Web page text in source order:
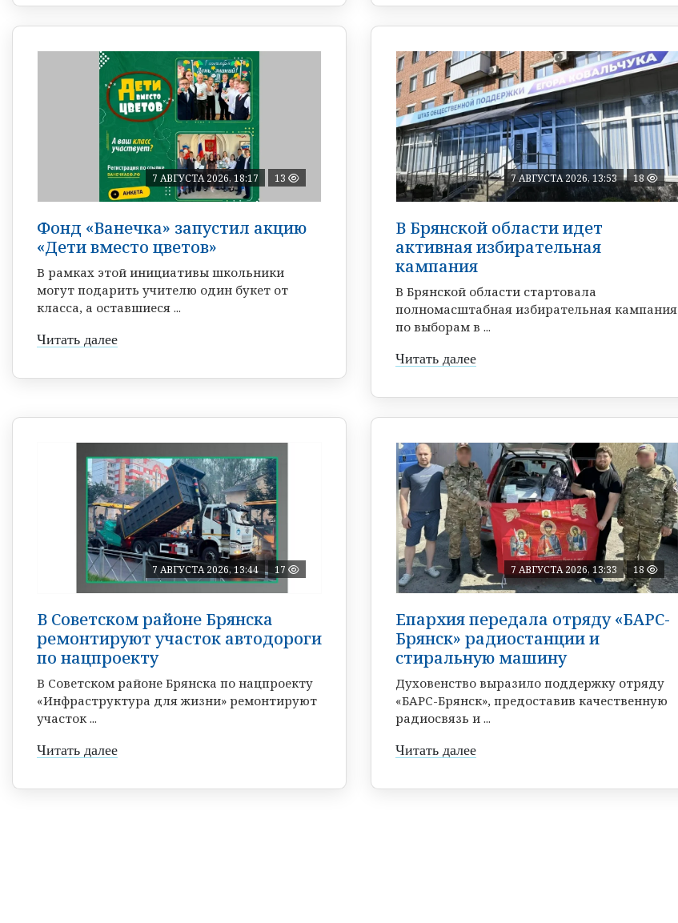
7 АВГУСТА 2026, 18:17 13
Фонд «Ванечка» запустил акцию
«Дети вместо цветов»
В рамках этой инициативы школьники
могут подарить учителю один букет от
класса, а оставшиеся ...
Читать далее
7 АВГУСТА 2026, 13:53 18
В Брянской области идет
активная избирательная
кампания
В Брянской области стартовала
полномасштабная избирательная кампания
по выборам в ...
Читать далее
7 АВГУСТА 2026, 13:44 17
В Советском районе Брянска
ремонтируют участок автодороги
по нацпроекту
В Советском районе Брянска по нацпроекту
«Инфраструктура для жизни» ремонтируют
участок ...
Читать далее
7 АВГУСТА 2026, 13:33 18
Епархия передала отряду «БАРС-
Брянск» радиостанции и
стиральную машину
Духовенство выразило поддержку отряду
«БАРС-Брянск», предоставив качественную
радиосвязь и ...
Читать далее